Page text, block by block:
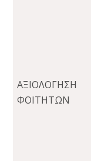
ΑΞΙΟΛΟΓΗΣΗ
ΦΟΙΤΗΤΩΝ